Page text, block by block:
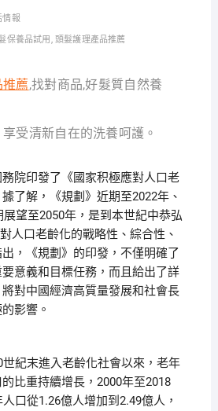
情報
保養品試用 , 頭髮護理產品推薦
薦,找對商品,好髮質自然養
受清新自在的洗養呵護。
院印發了《國家积極應對人口老
了解，《規劃》近期至2022年、
望至2050年，是到本世紀中恭弘
人口老齡化的戰略性、綜合性、
，《規劃》的印發，不僅明確了
意義和目標任務，而且給出了詳
對中國經濟高質量發展和社會長
影響。
紀末進入老齡化社會以來，老年
比重持續增長，2000年至2018
口從1.26億人增加到2.49億人，